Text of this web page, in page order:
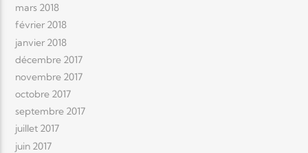
mars 2018
février 2018
janvier 2018
décembre 2017
novembre 2017
octobre 2017
septembre 2017
juillet 2017
juin 2017